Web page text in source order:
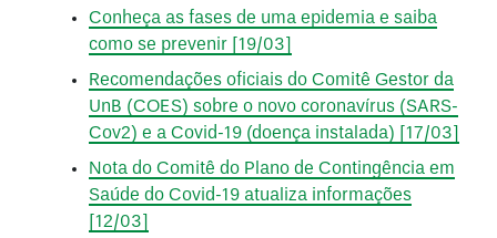
Conheça as fases de uma epidemia e saiba
como se prevenir [19/03]
Recomendações oficiais do Comitê Gestor da
UnB (COES) sobre o novo coronavírus (SARS-
Cov2) e a Covid-19 (doença instalada) [17/03]
Nota do Comitê do Plano de Contingência em
Saúde do Covid-19 atualiza informações
[12/03]